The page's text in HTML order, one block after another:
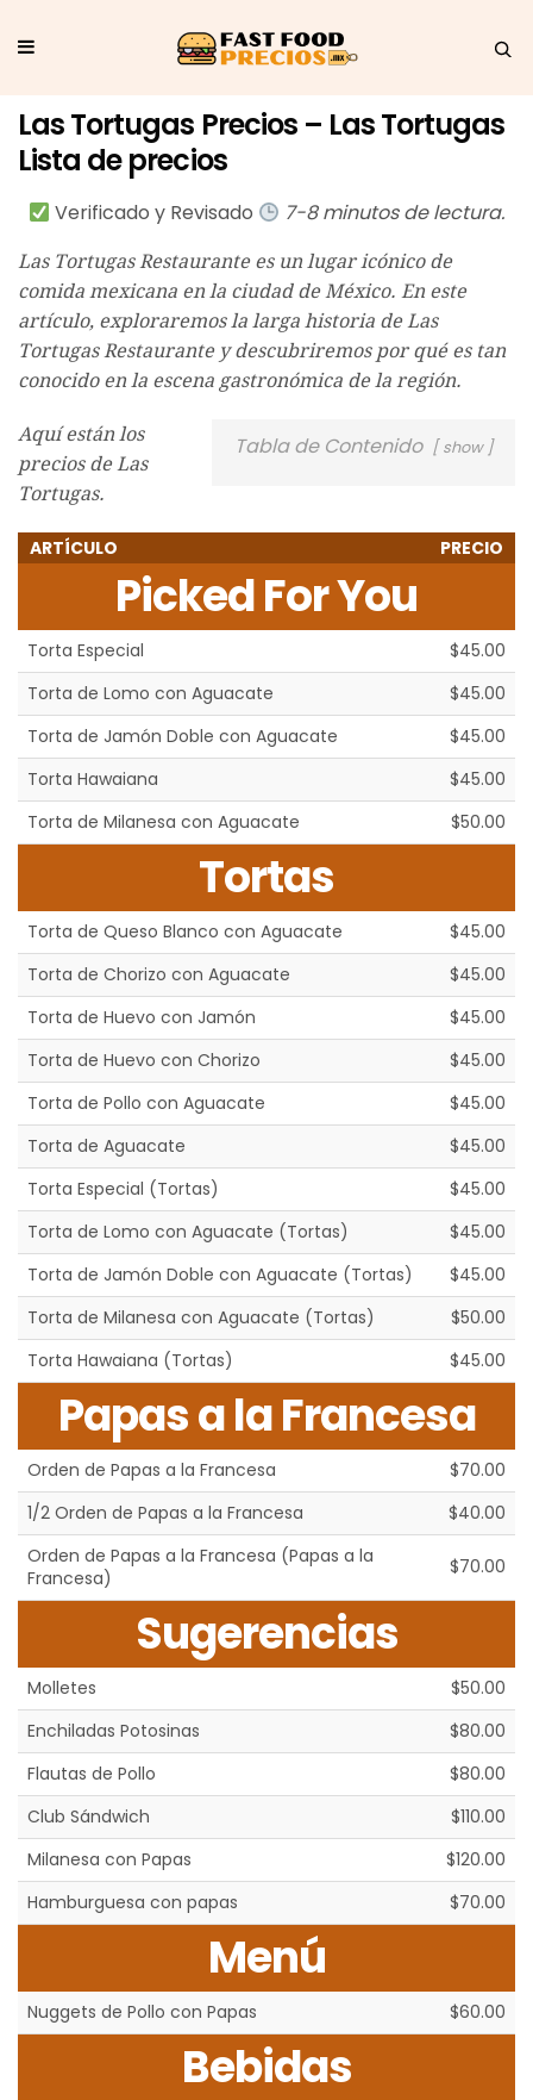
Las Tortugas Precios – Las Tortugas
Lista de precios
Verificado y Revisado 7-8 minutos de lectura.
Las Tortugas Restaurante es un lugar icónico de
comida mexicana en la ciudad de México. En este
artículo, exploraremos la larga historia de Las
Tortugas Restaurante y descubriremos por qué es tan
conocido en la escena gastronómica de la región.
Tabla de Contenido show
Aquí están los
precios de Las
Tortugas.
ARTÍCULO PRECIO
Picked For You
Torta Especial
$45.00
Torta de Lomo con Aguacate
$45.00
Torta de Jamón Doble con Aguacate
$45.00
Torta Hawaiana
$45.00
Torta de Milanesa con Aguacate
$50.00
Tortas
Torta de Queso Blanco con Aguacate
$45.00
Torta de Chorizo con Aguacate
$45.00
Torta de Huevo con Jamón
$45.00
Torta de Huevo con Chorizo
$45.00
Torta de Pollo con Aguacate
$45.00
Torta de Aguacate
$45.00
Torta Especial (Tortas)
$45.00
Torta de Lomo con Aguacate (Tortas)
$45.00
Torta de Jamón Doble con Aguacate (Tortas)
$45.00
Torta de Milanesa con Aguacate (Tortas)
$50.00
Torta Hawaiana (Tortas)
$45.00
Papas a la Francesa
Orden de Papas a la Francesa
$70.00
1/2 Orden de Papas a la Francesa
$40.00
Orden de Papas a la Francesa (Papas a la
Francesa)
$70.00
Sugerencias
Molletes
$50.00
Enchiladas Potosinas
$80.00
Flautas de Pollo
$80.00
Club Sándwich
$110.00
Milanesa con Papas
$120.00
Hamburguesa con papas
$70.00
Menú
Nuggets de Pollo con Papas $60.00
Bebidas